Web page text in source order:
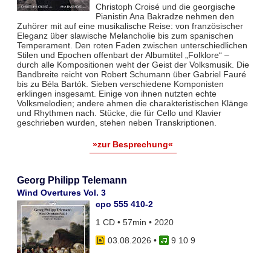
Christoph Croisé und die georgische
Pianistin Ana Bakradze nehmen den
Zuhörer mit auf eine musikalische Reise: von französischer
Eleganz über slawische Melancholie bis zum spanischen
Temperament. Den roten Faden zwischen unterschiedlichen
Stilen und Epochen offenbart der Albumtitel „Folklore“ –
durch alle Kompositionen weht der Geist der Volksmusik. Die
Bandbreite reicht von Robert Schumann über Gabriel Fauré
bis zu Béla Bartók. Sieben verschiedene Komponisten
erklingen insgesamt. Einige von ihnen nutzten echte
Volksmelodien; andere ahmen die charakteristischen Klänge
und Rhythmen nach. Stücke, die für Cello und Klavier
geschrieben wurden, stehen neben Transkriptionen.
»zur Besprechung«
Georg Philipp Telemann
Wind Overtures Vol. 3
cpo 555 410-2
1 CD • 57min • 2020
03.08.2026 •
9 10 9